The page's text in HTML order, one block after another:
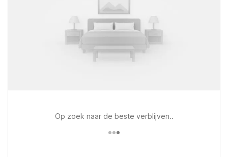
Op zoek naar de beste verblijven..